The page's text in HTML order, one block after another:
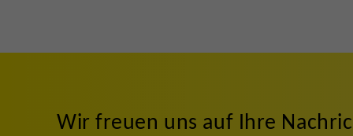
Wir freuen uns auf Ihre